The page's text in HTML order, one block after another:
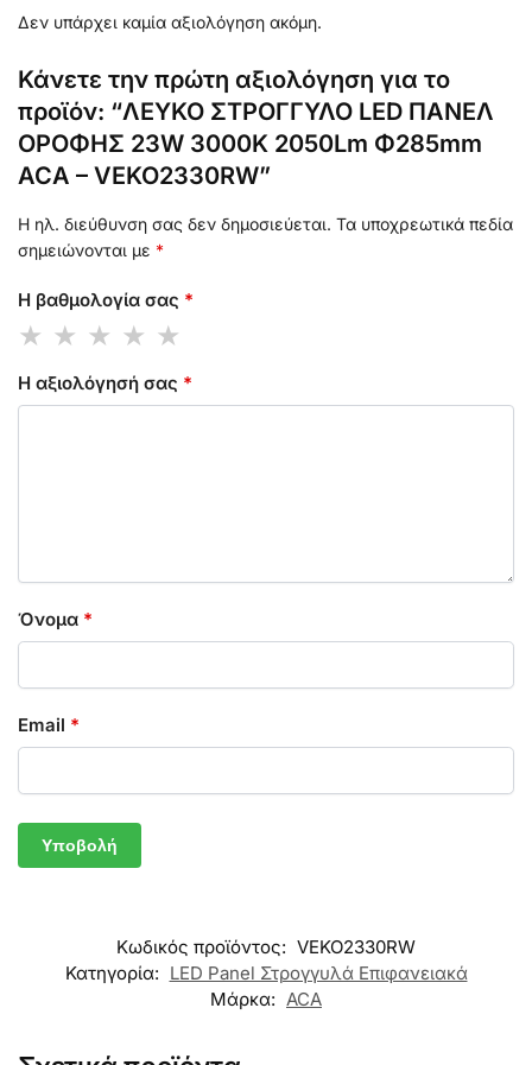
Δεν υπάρχει καμία αξιολόγηση ακόμη.
Κάνετε την πρώτη αξιολόγηση για το
προϊόν: “ΛΕΥΚΟ ΣΤΡΟΓΓΥΛΟ LED ΠΑΝΕΛ
ΟΡΟΦΗΣ 23W 3000K 2050Lm Φ285mm
ACA – VEKO2330RW”
Η ηλ. διεύθυνση σας δεν δημοσιεύεται. Τα υποχρεωτικά πεδία
σημειώνονται με *
Η βαθμολογία σας *
Η αξιολόγησή σας *
Όνομα *
Email *
Κωδικός προϊόντος: VEKO2330RW
Κατηγορία: LED Panel Στρογγυλά Επιφανειακά
Μάρκα: ACA